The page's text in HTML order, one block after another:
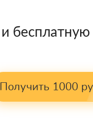
и бесплатную
Получить 1000